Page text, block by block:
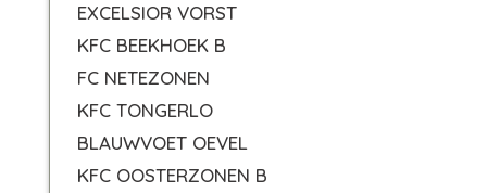
EXCELSIOR VORST
KFC BEEKHOEK B
FC NETEZONEN
KFC TONGERLO
BLAUWVOET OEVEL
KFC OOSTERZONEN B